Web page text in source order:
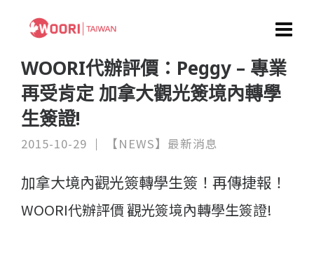
WOORI代辦評價：Peggy – 專業
再受肯定 加拿大觀光簽境內轉學
生簽證!
2015-10-29 【NEWS】最新消息
加拿大境內觀光簽轉學生簽！再傳捷報！
WOORI代辦評價 觀光簽境內轉學生簽證!